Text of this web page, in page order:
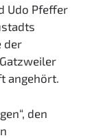
Udo Pfeffer
der
angehört.
den